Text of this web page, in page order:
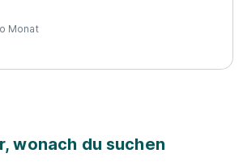
Monat
wonach du suchen